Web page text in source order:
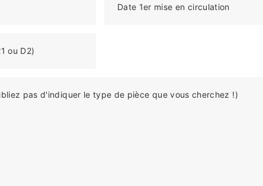
Date 1er mise en circulation
ou D2)
pas d'indiquer le type de pièce que vous cherchez !)